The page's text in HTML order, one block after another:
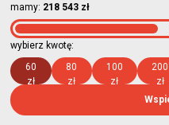
mamy: 218 543 zł
wybierz kwotę:
60
zł
80
zł
100
zł
200
zł